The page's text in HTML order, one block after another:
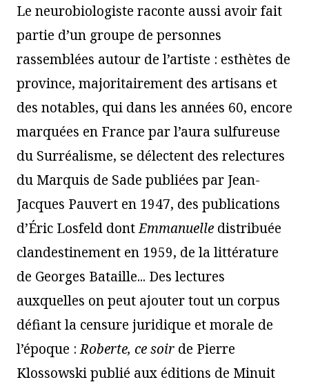
Le neurobiologiste raconte aussi avoir fait
partie d’un groupe de personnes
rassemblées autour de l’artiste : esthètes de
province, majoritairement des artisans et
des notables, qui dans les années 60, encore
marquées en France par l’aura sulfureuse
du Surréalisme, se délectent des relectures
du Marquis de Sade publiées par Jean-
Jacques Pauvert en 1947, des publications
d’Éric Losfeld dontEmmanuelle distribuée
clandestinement en 1959, de la littérature
de Georges Bataille... Des lectures
auxquelles on peut ajouter tout un corpus
défiant la censure juridique et morale de
l’époque :Roberte, ce soir de Pierre
Klossowski publié aux éditions de Minuit